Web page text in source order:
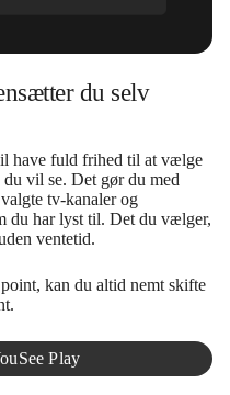
du selv
have fuld frihed til at vælge
du vil se. Det gør du med
tv-kanaler og
du har lyst til. Det du vælger,
ventetid.
kan du altid nemt skifte
Play